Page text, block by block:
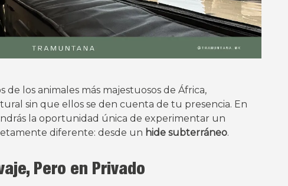
de los animales más majestuosos de África,
sin que ellos se den cuenta de tu presencia. En
la oportunidad única de experimentar un
diferente: desde un hide subterráneo.
Pero en Privado